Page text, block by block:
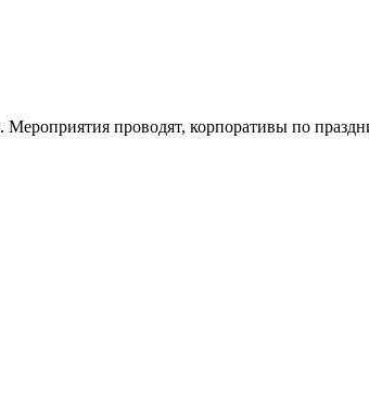
проводят, корпоративы по